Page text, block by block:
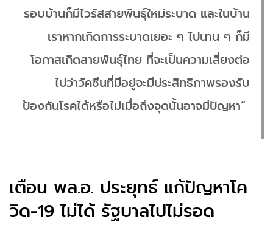
รอบบ้านก็มีไวรัสสายพันธุ์ใหม่ระบาด และในบ้าน
เราหากเกิดการระบาดเยอะ ๆ ไปนาน ๆ ก็มี
โอกาสเกิดสายพันธุ์ไทย ที่จะเป็นความเสี่ยงต่อ
ไปว่าวัคซีนที่มีอยู่จะมีประสิทธิภาพรองรับ
ป้องกันโรคได้หรือไม่เมื่อถึงจุดนั้นอาจมีปัญหา”
เตือน พล.อ. ประยุทธ์ แก้ปัญหาโค
วิด-19 ไม่ได้ รัฐบาลไปไม่รอด